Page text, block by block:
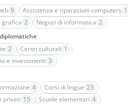
9 Assistenza e riparazioni computers 1
grafica 2 Negozi di informatica 2
2 Centri culturali 1
e investimenti 3
4 Corsi di lingue 23
privati 15 Scuole elementari 4